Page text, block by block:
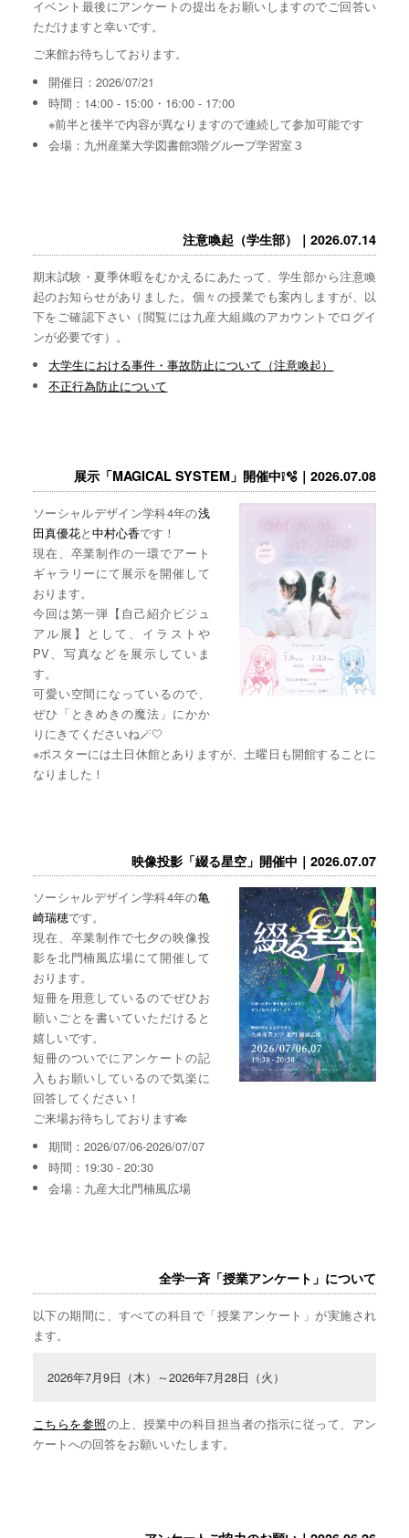
イベント最後にアンケートの提出をお願いしますのでご回答い
ただけますと幸いです。
ご来館お待ちしております。
開催日：2026/07/21
時間：14:00 - 15:00・16:00 - 17:00
※前半と後半で内容が異なりますので連続して参加可能です
会場：九州産業大学図書館3階グループ学習室３
注意喚起（学生部）｜2026.07.14
期末試験・夏季休暇をむかえるにあたって、学生部から注意喚
起のお知らせがありました。個々の授業でも案内しますが、以
下をご確認下さい（閲覧には九産大組織のアカウントでログイ
ンが必要です）。
大学生における事件・事故防止について（注意喚起）
不正行為防止について
展示「MAGICAL SYSTEM」開催中❕🫧｜2026.07.08
ソーシャルデザイン学科4年の浅
田真優花と中村心香です！
現在、卒業制作の一環でアート
ギャラリーにて展示を開催して
おります。
今回は第一弾【自己紹介ビジュ
アル展】として、イラストや
PV、写真などを展示していま
す。
可愛い空間になっているので、
ぜひ「ときめきの魔法」にかか
りにきてくださいね🪄🤍
※ポスターには土日休館とありますが、土曜日も開館することに
なりました！
映像投影「綴る星空」開催中｜2026.07.07
ソーシャルデザイン学科4年の亀
崎瑞穂です。
現在、卒業制作で七夕の映像投
影を北門楠風広場にて開催して
おります。
短冊を用意しているのでぜひお
願いごとを書いていただけると
嬉しいです。
短冊のついでにアンケートの記
入もお願いしているので気楽に
回答してください！
ご来場お待ちしております🎋
期間：2026/07/06-2026/07/07
時間：19:30 - 20:30
会場：九産大北門楠風広場
全学一斉「授業アンケート」について
以下の期間に、すべての科目で「授業アンケート」が実施され
ます。
2026年7月9日（木）～2026年7月28日（火）
こちらを参照の上、授業中の科目担当者の指示に従って、アン
ケートへの回答をお願いいたします。